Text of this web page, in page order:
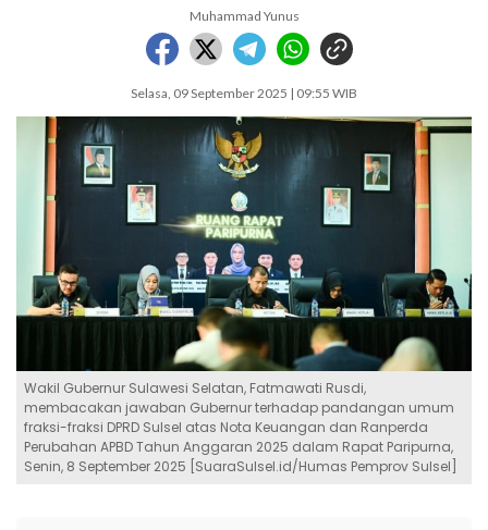
Muhammad Yunus
Selasa, 09 September 2025 | 09:55 WIB
Wakil Gubernur Sulawesi Selatan, Fatmawati Rusdi,
membacakan jawaban Gubernur terhadap pandangan umum
fraksi-fraksi DPRD Sulsel atas Nota Keuangan dan Ranperda
Perubahan APBD Tahun Anggaran 2025 dalam Rapat Paripurna,
Senin, 8 September 2025 [SuaraSulsel.id/Humas Pemprov Sulsel]